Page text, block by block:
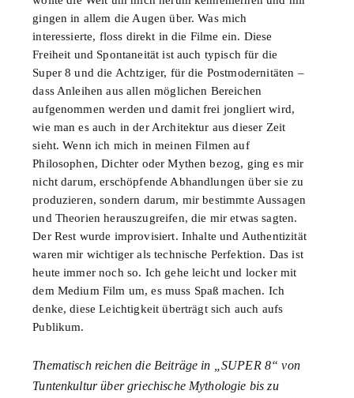
gingen in allem die Augen über. Was mich
interessierte, floss direkt in die Filme ein. Diese
Freiheit und Spontaneität ist auch typisch für die
Super 8 und die Achtziger, für die Postmodernitäten –
dass Anleihen aus allen möglichen Bereichen
aufgenommen werden und damit frei jongliert wird,
wie man es auch in der Architektur aus dieser Zeit
sieht. Wenn ich mich in meinen Filmen auf
Philosophen, Dichter oder Mythen bezog, ging es mir
nicht darum, erschöpfende Abhandlungen über sie zu
produzieren, sondern darum, mir bestimmte Aussagen
und Theorien herauszugreifen, die mir etwas sagten.
Der Rest wurde improvisiert. Inhalte und Authentizität
waren mir wichtiger als technische Perfektion. Das ist
heute immer noch so. Ich gehe leicht und locker mit
dem Medium Film um, es muss Spaß machen. Ich
denke, diese Leichtigkeit überträgt sich auch aufs
Publikum.
Thematisch reichen die Beiträge in „SUPER 8“ von
Tuntenkultur über griechische Mythologie bis zu